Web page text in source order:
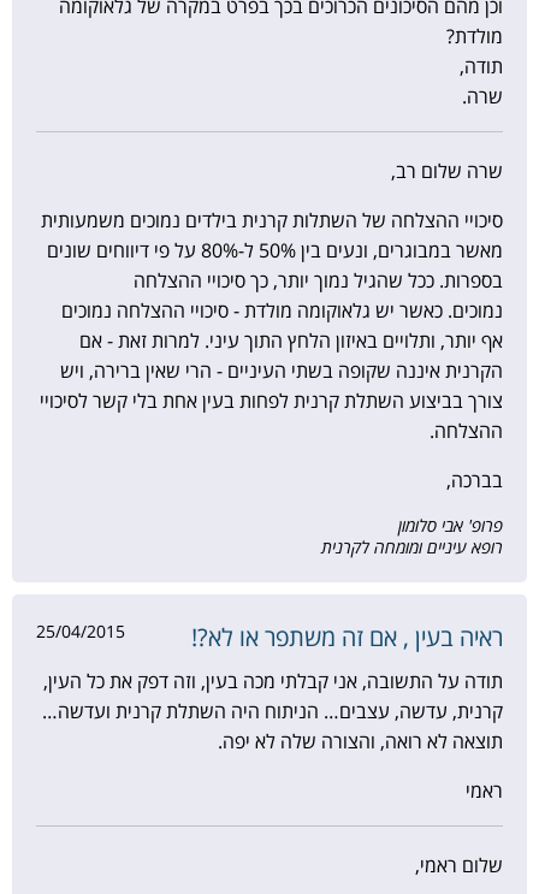
וכן מהם הסיכונים הכרוכים בכך בפרט במקרה של גלאוקומה
מולדת?
תודה,
שרה.
שרה שלום רב,
סיכויי ההצלחה של השתלות קרנית בילדים נמוכים משמעותית
מאשר במבוגרים, ונעים בין 50% ל-80% על פי דיווחים שונים
בספרות. ככל שהגיל נמוך יותר, כך סיכויי ההצלחה
נמוכים. כאשר יש גלאוקומה מולדת - סיכויי ההצלחה נמוכים
אף יותר, ותלויים באיזון הלחץ התוך עיני. למרות זאת - אם
הקרנית איננה שקופה בשתי העיניים - הרי שאין ברירה, ויש
צורך בביצוע השתלת קרנית לפחות בעין אחת בלי קשר לסיכויי
ההצלחה.
בברכה,
פרופ' אבי סלומון
רופא עיניים ומומחה לקרנית
ראיה בעין , אם זה משתפר או לא?! 25/04/2015
תודה על התשובה, אני קבלתי מכה בעין, וזה דפק את כל העין,
קרנית, עדשה, עצבים… הניתוח היה השתלת קרנית ועדשה…
תוצאה לא רואה, והצורה שלה לא יפה.
ראמי
שלום ראמי,